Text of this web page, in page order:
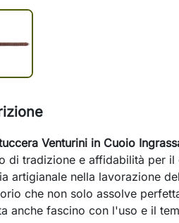
Venturini in Cuoio
di tradizione e affidabilità per
artigianale nella lavorazione
che non solo assolve
anche fascino con l'uso e il